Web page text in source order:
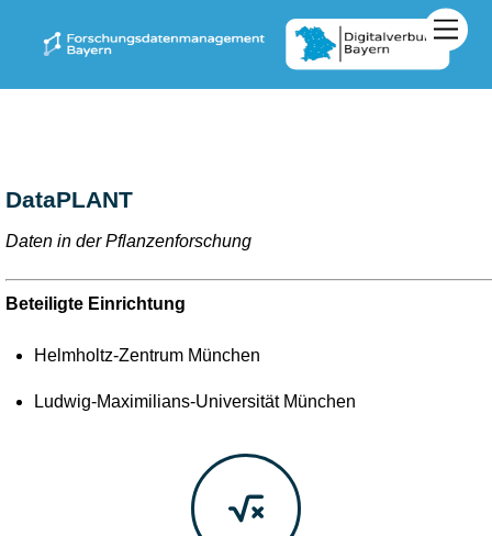
DataPLANT
Daten in der Pflanzenforschung
Beteiligte Einrichtung
Helmholtz-Zentrum München
Ludwig-Maximilians-Universität München